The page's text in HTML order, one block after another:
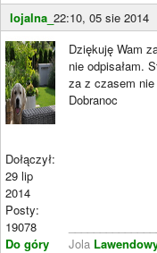
lojalna_ 22:10, 05 sie 2014
Dołączył:
29 lip
2014
Posty:
19078
Do góry
Dziękuję Wam
nie odpisałam.
za z czasem nie
Dobranoc
Jola